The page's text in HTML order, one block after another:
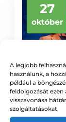
A legjobb
használunk, a
például a
feldolgozását ezen
visszavonása
szolgáltatásokat.
27
október